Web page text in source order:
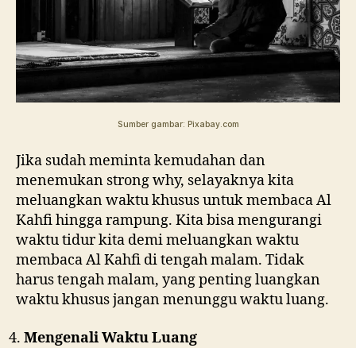
Sumber gambar: Pixabay.com
Jika sudah meminta kemudahan dan
menemukan strong why, selayaknya kita
meluangkan waktu khusus untuk membaca Al
Kahfi hingga rampung. Kita bisa mengurangi
waktu tidur kita demi meluangkan waktu
membaca Al Kahfi di tengah malam. Tidak
harus tengah malam, yang penting luangkan
waktu khusus jangan menunggu waktu luang.
Mengenali Waktu Luang